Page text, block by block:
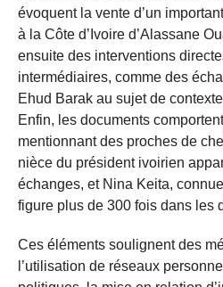
évoquent la vente d’un
à la Côte d’Ivoire d’Alassane
ensuite des interventions
intermédiaires, comme des
Ehud Barak au sujet de
Enfin, les documents
mentionnant des proches de
nièce du président ivoirien
échanges, et Nina Keita,
figure plus de 300 fois dans les
Ces éléments soulignent des
l’utilisation de réseaux